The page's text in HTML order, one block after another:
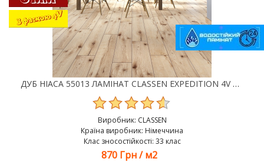
ДУБ НІАСА 55013 ЛАМІНАТ CLASSEN EXPEDITION 4V WR
Виробник: CLASSEN
Країна виробник: Німеччина
Клас зносостійкості: 33 клас
870 Грн /м2